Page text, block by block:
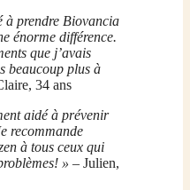
à prendre Biovancia
énorme différence.
que j’avais
beaucoup plus à
34 ans
aidé à prévenir
recommande
à tous ceux qui
» – Julien,